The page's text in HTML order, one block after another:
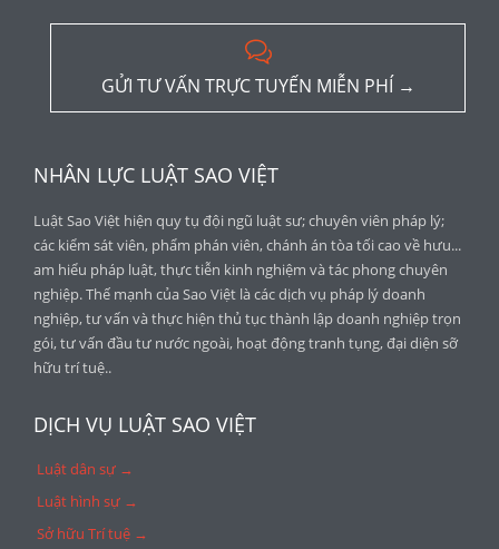

GỬI TƯ VẤN TRỰC TUYẾN MIỄN PHÍ →
NHÂN LỰC LUẬT SAO VIỆT
Luật Sao Việt hiện quy tụ đội ngũ luật sư; chuyên viên pháp lý;
các kiểm sát viên, phẩm phán viên, chánh án tòa tối cao về hưu...
am hiểu pháp luật, thực tiễn kinh nghiệm và tác phong chuyên
nghiệp. Thế mạnh của Sao Việt là các dịch vụ pháp lý doanh
nghiệp, tư vấn và thực hiện thủ tục thành lập doanh nghiệp trọn
gói, tư vấn đầu tư nước ngoài, hoạt động tranh tụng, đại diện sỡ
hữu trí tuệ..
DỊCH VỤ LUẬT SAO VIỆT
Luật dân sự →
Luật hình sự →
Sở hữu Trí tuệ →